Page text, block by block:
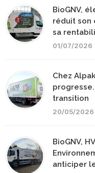
BioGNV,
réduit son
sa
01/07/2026
Chez
transition
20/05/2026
BioGNV,
anticiper